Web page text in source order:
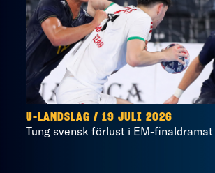
U-LANDSLAG / 19 JULI 2026
Tung svensk förlust i EM-finaldramat